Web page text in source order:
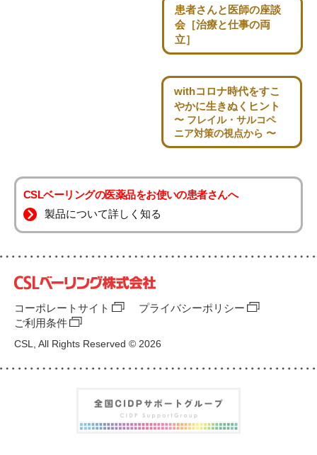
患者さんと医師の座談
会［治療と仕事の両
立］
withコロナ時代をすこ
やかに生きぬくヒント
〜 フレイル・サルコペ
ニア対策の視点から 〜
CSLベーリングの医薬品をお使いの患者さんへ
製品について詳しく知る
コーポレートサイト
プライバシーポリシー
ご利用条件
CSL, All Rights Reserved © 2026